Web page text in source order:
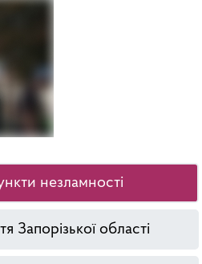
незламності
Запорізької області